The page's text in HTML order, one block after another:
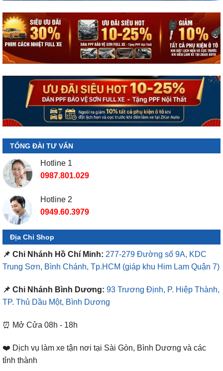
TỔNG ĐÀI TƯ VẤN
Hotline 1
0987.801.029
Hotline 2
0949.60.3979
Địa Chỉ Shop
📌 Chi Nhánh Hồ Chí Minh: 277-279 Đường số 9A, KDC
Trung Sơn, Bình Chánh, Tp.HCM (giáp khu Him Lam Quận 7)
📌 Chi Nhánh Bình Dương: 93 Trương Định, P. Hiệp Thành,
TP. Thủ Dầu Một, Bình Dương
⏰ Mở Cửa 08h - 18h
❤️ Dịch vụ làm xe tận nơi tại Sài Gòn, Bình Dương và các
tỉnh thành